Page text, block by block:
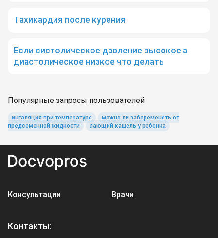
Тахикардия после курения
Eсли систолическое давление высокое а
диастолическое низкое что делать
Популярные запросы пользователей
ингаляция при температуре
можно ли забеременеть от
предсеменной жидкости
лающий кашель у ребенка
Консультации Врачи
Контакты: